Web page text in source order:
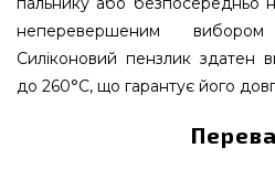
неперевершеним вибором
Силіконовий пензлик здатен
до 260°C, що гарантує його